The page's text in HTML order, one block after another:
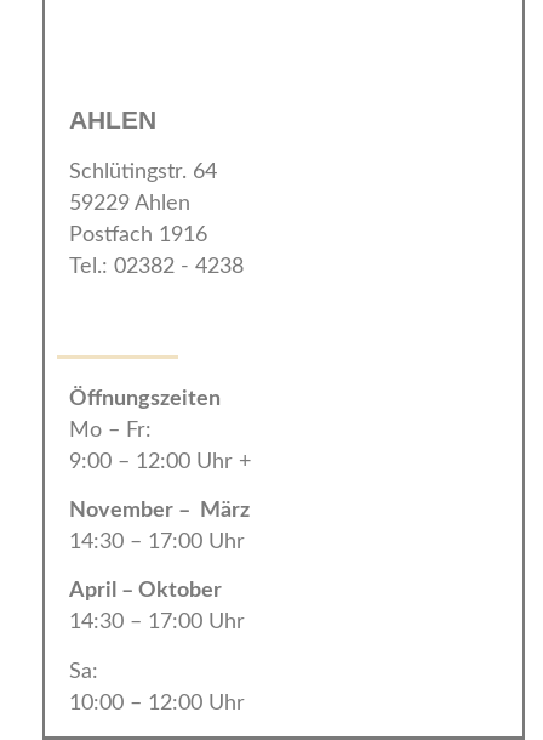
AHLEN
Schlütingstr. 64
59229 Ahlen
Postfach 1916
Tel.: 02382 - 4238
Öffnungszeiten
Mo – Fr:
9:00 – 12:00 Uhr +
November – März
14:30 – 17:00 Uhr
April – Oktober
14:30 – 17:00 Uhr
Sa:
10:00 – 12:00 Uhr